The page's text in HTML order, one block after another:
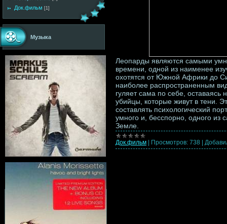
Док.фильм [1]
Музыка
Леопарды являются самыми
времени, одной из наименее
охотятся от Южной Африки до
наиболее распространенным
гуляет сама по себе,
убийцы, которые живут в тени.
составлять психологический
умного и, бесспорно, одного из
Земле.
Док.фильм Просмотров: 738